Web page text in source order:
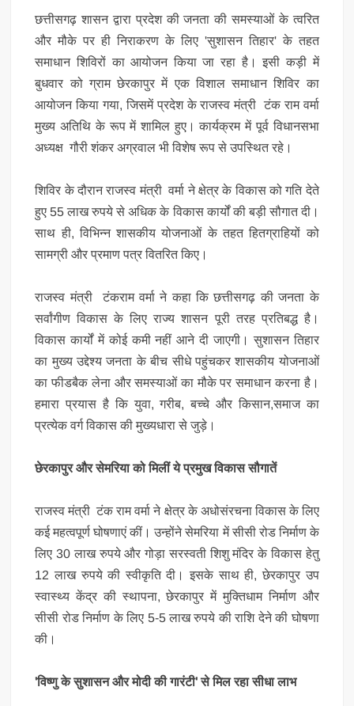
छत्तीसगढ़ शासन द्वारा प्रदेश की जनता की समस्याओं के त्वरित
और मौके पर ही निराकरण के लिए 'सुशासन तिहार' के तहत
समाधान शिविरों का आयोजन किया जा रहा है। इसी कड़ी में
बुधवार को ग्राम छेरकापुर में एक विशाल समाधान शिविर का
आयोजन किया गया, जिसमें प्रदेश के राजस्व मंत्री टंक राम वर्मा
मुख्य अतिथि के रूप में शामिल हुए। कार्यक्रम में पूर्व विधानसभा
अध्यक्ष गौरी शंकर अग्रवाल भी विशेष रूप से उपस्थित रहे।
शिविर के दौरान राजस्व मंत्री वर्मा ने क्षेत्र के विकास को गति देते
हुए 55 लाख रुपये से अधिक के विकास कार्यों की बड़ी सौगात दी।
साथ ही, विभिन्न शासकीय योजनाओं के तहत हितग्राहियों को
सामग्री और प्रमाण पत्र वितरित किए।
राजस्व मंत्री टंकराम वर्मा ने कहा कि छत्तीसगढ़ की जनता के
सर्वांगीण विकास के लिए राज्य शासन पूरी तरह प्रतिबद्ध है।
विकास कार्यों में कोई कमी नहीं आने दी जाएगी। सुशासन तिहार
का मुख्य उद्देश्य जनता के बीच सीधे पहुंचकर शासकीय योजनाओं
का फीडबैक लेना और समस्याओं का मौके पर समाधान करना है।
हमारा प्रयास है कि युवा, गरीब, बच्चे और किसान,समाज का
प्रत्येक वर्ग विकास की मुख्यधारा से जुड़े।
छेरकापुर और सेमरिया को मिलीं ये प्रमुख विकास सौगातें
राजस्व मंत्री टंक राम वर्मा ने क्षेत्र के अधोसंरचना विकास के लिए
कई महत्वपूर्ण घोषणाएं कीं। उन्होंने सेमरिया में सीसी रोड निर्माण के
लिए 30 लाख रुपये और गोड़ा सरस्वती शिशु मंदिर के विकास हेतु
12 लाख रुपये की स्वीकृति दी। इसके साथ ही, छेरकापुर उप
स्वास्थ्य केंद्र की स्थापना, छेरकापुर में मुक्तिधाम निर्माण और
सीसी रोड निर्माण के लिए 5-5 लाख रुपये की राशि देने की घोषणा
की।
'विष्णु के सुशासन और मोदी की गारंटी' से मिल रहा सीधा लाभ